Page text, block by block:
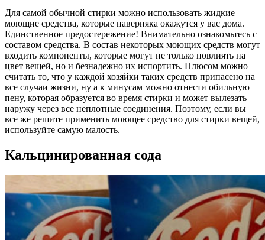
Для самой обычной стирки можно использовать жидкие
моющие средства, которые наверняка окажутся у вас дома.
Единственное предостережение! Внимательно ознакомьтесь с
составом средства. В состав некоторых моющих средств могут
входить компоненты, которые могут не только повлиять на
цвет вещей, но и безнадежно их испортить. Плюсом можно
считать то, что у каждой хозяйки таких средств припасено на
все случаи жизни, ну а к минусам можно отнести обильную
пену, которая образуется во время стирки и может вылезать
наружу через все неплотные соединения. Поэтому, если вы
все же решите применить моющее средство для стирки вещей,
используйте самую малость.
Кальцинированная сода